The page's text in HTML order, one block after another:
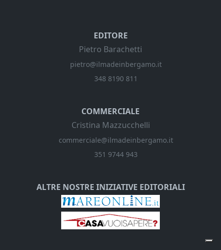
EDITORE
Pietro Barachetti
pietro@ilmadeinbergamo.it
348 8190 811
COMMERCIALE
Cristina Mazzucchelli
commerciale@ilmadeinbergamo.it
351 9744 943
ALTRE NOSTRE INIZIATIVE EDITORIALI